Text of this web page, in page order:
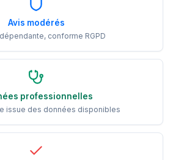
Avis modérés
conforme RGPD
professionnelles
issue des données disponibles